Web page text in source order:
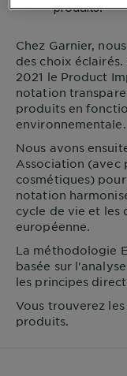
Chez Garnier,
des choix
2021 le Product
notation
produits en
environnementale.
Nous avons
Association (avec
cosmétiques)
notation
cycle de vie et les
européenne.
La méthodologie
basée sur
les principes
Vous trouverez
produits.